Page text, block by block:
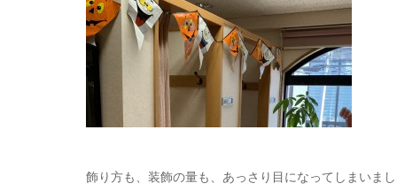
飾り方も、装飾の量も、あっさり目になってしまいまし